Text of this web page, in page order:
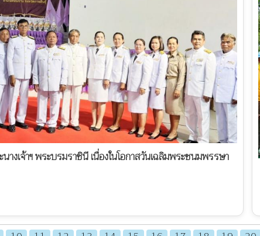
างเจ้าฯ พระบรมราชินี เนื่องในโอกาสวันเฉลิมพระชนมพรรษา